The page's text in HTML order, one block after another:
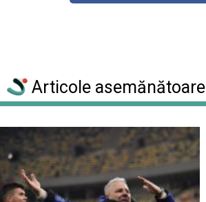
Articole asemănătoare